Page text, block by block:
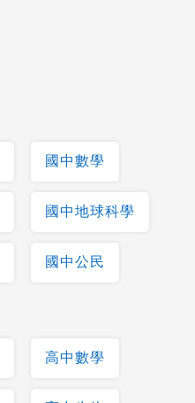
國中數學
國中地球科學
國中公民
高中數學